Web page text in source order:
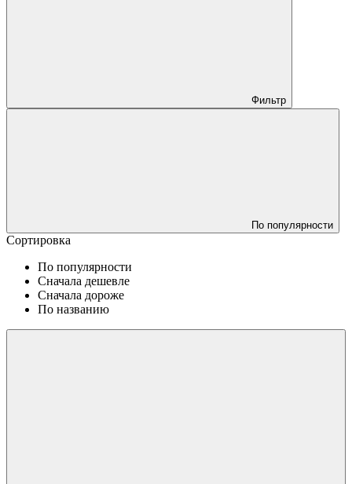
Фильтр
По популярности
Сортировка
По популярности
Сначала дешевле
Сначала дороже
По названию